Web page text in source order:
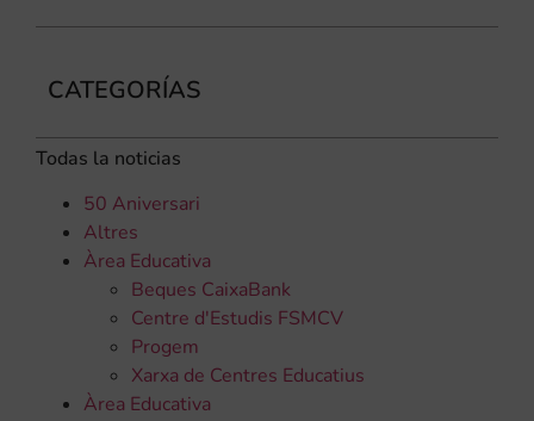
CATEGORÍAS
Todas la noticias
50 Aniversari
Altres
Àrea Educativa
Beques CaixaBank
Centre d'Estudis FSMCV
Progem
Xarxa de Centres Educatius
Àrea Educativa